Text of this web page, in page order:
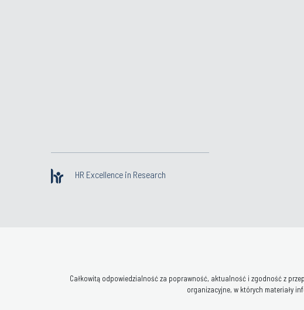
HR Excellence in Research
Całkowitą odpowiedzialność za poprawność, aktualność i zgodność z
organizacyjne, w których materiały